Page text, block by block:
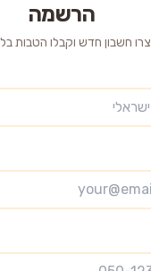
הרשמה
צרו חשבון חדש וקבלו הטבות